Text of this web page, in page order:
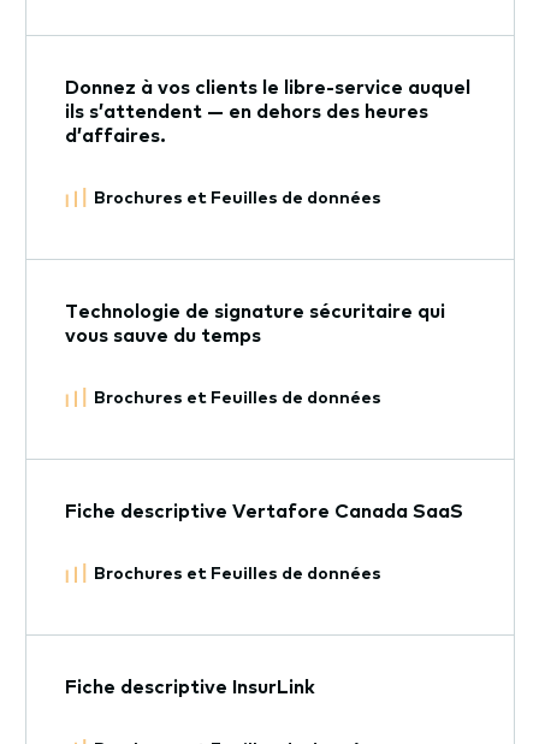
Donnez à vos clients le libre-service auquel
ils s’attendent — en dehors des heures
d’affaires.
Brochures et Feuilles de données
Technologie de signature sécuritaire qui
vous sauve du temps
Brochures et Feuilles de données
Fiche descriptive Vertafore Canada SaaS
Brochures et Feuilles de données
Fiche descriptive InsurLink